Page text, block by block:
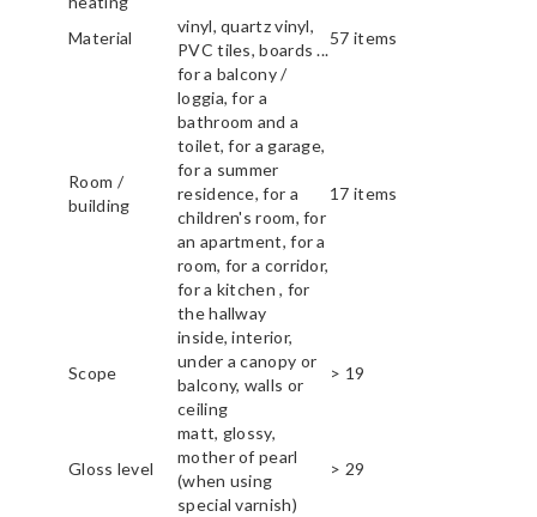
Material
vinyl, quartz vinyl,
PVC tiles, boards ...
57 items
Room /
building
for a balcony /
loggia, for a
bathroom and a
toilet, for a garage,
for a summer
residence, for a
children's room, for
an apartment, for a
room, for a corridor,
for a kitchen , for
the hallway
17 items
Scope
inside, interior,
under a canopy or
balcony, walls or
ceiling
> 19
Gloss level
matt, glossy,
mother of pearl
(when using
special varnish)
> 29